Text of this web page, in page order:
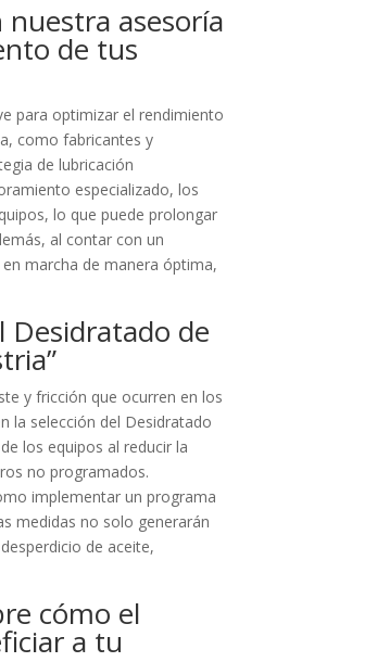
asesoría
de tus
para optimizar el rendimiento
como fabricantes y
de lubricación
especializado, los
lo que puede prolongar
al contar con un
marcha de manera óptima,
Desidratado de
y fricción que ocurren en los
la selección del Desidratado
los equipos al reducir la
no programados.
implementar un programa
medidas no solo generarán
de aceite,
cómo el
a tu